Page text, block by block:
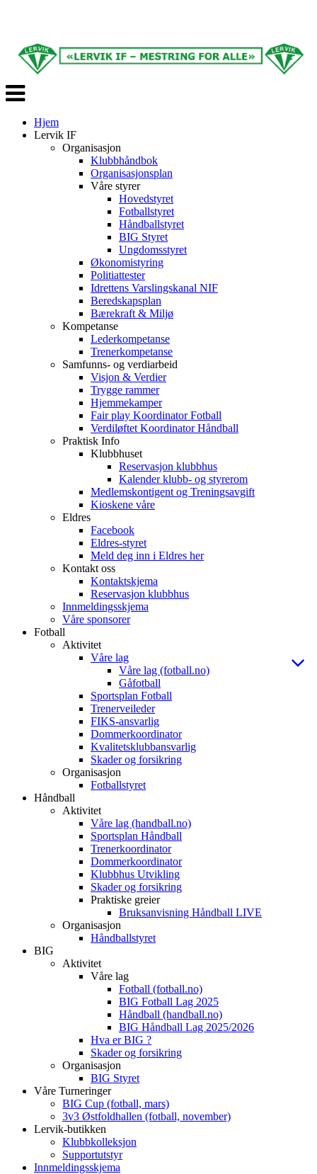
Veksle
navigasjon
Hjem
Lervik IF
Organisasjon
Klubbhåndbok
Organisasjonsplan
Våre styrer
Hovedstyret
Fotballstyret
Håndballstyret
BIG Styret
Ungdomsstyret
Økonomistyring
Politiattester
Idrettens Varslingskanal NIF
Beredskapsplan
Bærekraft & Miljø
Kompetanse
Lederkompetanse
Trenerkompetanse
Samfunns- og verdiarbeid
Visjon & Verdier
Trygge rammer
Hjemmekamper
Fair play Koordinator Fotball
Verdiløftet Koordinator Håndball
Praktisk Info
Klubbhuset
Reservasjon klubbhus
Kalender klubb- og styrerom
Medlemskontigent og Treningsavgift
Kioskene våre
Eldres
Facebook
Eldres-styret
Meld deg inn i Eldres her
Kontakt oss
Kontaktskjema
Reservasjon klubbhus
Innmeldingsskjema
Våre sponsorer
Fotball
Aktivitet
Våre lag
Våre lag (fotball.no)
Gåfotball
Sportsplan Fotball
Trenerveileder
FIKS-ansvarlig
Dommerkoordinator
Kvalitetsklubbansvarlig
Skader og forsikring
Organisasjon
Fotballstyret
Håndball
Aktivitet
Våre lag (handball.no)
Sportsplan Håndball
Trenerkoordinator
Dommerkoordinator
Klubbhus Utvikling
Skader og forsikring
Praktiske greier
Bruksanvisning Håndball LIVE
Organisasjon
Håndballstyret
BIG
Aktivitet
Våre lag
Fotball (fotball.no)
BIG Fotball Lag 2025
Håndball (handball.no)
BIG Håndball Lag 2025/2026
Hva er BIG ?
Skader og forsikring
Organisasjon
BIG Styret
Våre Turneringer
BIG Cup (fotball, mars)
3v3 Østfoldhallen (fotball, november)
Lervik-butikken
Klubbkolleksjon
Supportutstyr
Innmeldingsskjema